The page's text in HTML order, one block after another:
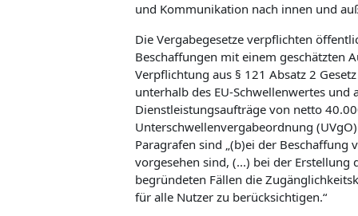
und Kommunikation nach innen und
Die Vergabegesetze verpflichten
Beschaffungen mit einem geschätzten
Verpflichtung aus § 121 Absatz 2
unterhalb des EU-Schwellenwertes
Dienstleistungsaufträge von netto
Unterschwellenvergabeordnung
Paragrafen sind „(b)ei der
vorgesehen sind, (...) bei der
begründeten Fällen die
für alle Nutzer zu berücksichtigen.“